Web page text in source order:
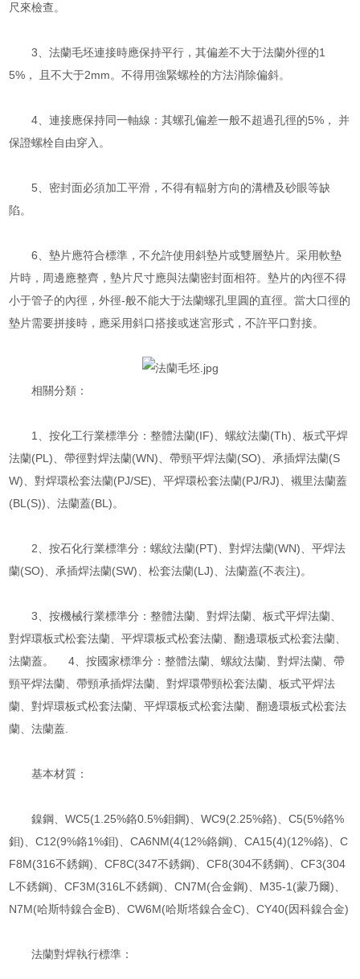
尺來檢查。
3、法蘭毛坯連接時應保持平行，其偏差不大于法蘭外徑的1
5%， 且不大于2mm。不得用強緊螺栓的方法消除偏斜。
4、連接應保持同一軸線：其螺孔偏差一般不超過孔徑的5%， 并
保證螺栓自由穿入。
5、密封面必須加工平滑，不得有輻射方向的溝槽及砂眼等缺
陷。
6、墊片應符合標準，不允許使用斜墊片或雙層墊片。采用軟墊
片時，周邊應整齊，墊片尺寸應與法蘭密封面相符。墊片的內徑不得
小于管子的內徑，外徑-般不能大于法蘭螺孔里圓的直徑。當大口徑的
墊片需要拼接時，應采用斜口搭接或迷宮形式，不許平口對接。
相關分類：
1、按化工行業標準分：整體法蘭(IF)、螺紋法蘭(Th)、板式平焊
法蘭(PL)、帶徑對焊法蘭(WN)、帶頸平焊法蘭(SO)、承插焊法蘭(S
W)、對焊環松套法蘭(PJ/SE)、平焊環松套法蘭(PJ/RJ)、襯里法蘭蓋
(BL(S))、法蘭蓋(BL)。
2、按石化行業標準分：螺紋法蘭(PT)、對焊法蘭(WN)、平焊法
蘭(SO)、承插焊法蘭(SW)、松套法蘭(LJ)、法蘭蓋(不表注)。
3、按機械行業標準分：整體法蘭、對焊法蘭、板式平焊法蘭、
對焊環板式松套法蘭、平焊環板式松套法蘭、翻邊環板式松套法蘭、
法蘭蓋。 4、按國家標準分：整體法蘭、螺紋法蘭、對焊法蘭、帶
頸平焊法蘭、帶頸承插焊法蘭、對焊環帶頸松套法蘭、板式平焊法
蘭、對焊環板式松套法蘭、平焊環板式松套法蘭、翻邊環板式松套法
蘭、法蘭蓋.
基本材質：
鎳鋼、WC5(1.25%鉻0.5%鉬鋼)、WC9(2.25%鉻)、C5(5%鉻%
鉬)、C12(9%鉻1%鉬)、CA6NM(4(12%鉻鋼)、CA15(4)(12%鉻)、C
F8M(316不銹鋼)、CF8C(347不銹鋼)、CF8(304不銹鋼)、CF3(304
L不銹鋼)、CF3M(316L不銹鋼)、CN7M(合金鋼)、M35-1(蒙乃爾)、
N7M(哈斯特鎳合金B)、CW6M(哈斯塔鎳合金C)、CY40(因科鎳合金)
法蘭對焊執行標準：